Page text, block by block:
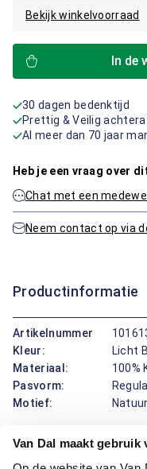
Van Dal maakt gebruik
Bekijk winkelvoorraad
In de
30 dagen bedenktijd
Prettig & Veilig
Al meer dan 70 jaar
Heb je een vraag over
Chat met een
Neem contact op via
Productinformatie
Artikelnummer
Kleur:
Licht
Materiaal:
100%
Pasvorm:
Motief:
Deze polo van Bartlett
uitstraling. De regular fit